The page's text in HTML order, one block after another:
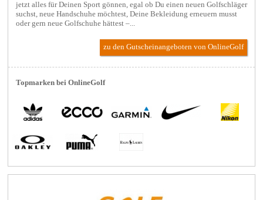
jetzt alles für Deinen Sport gönnen, egal ob Du einen neuen Golfschläger
suchst, neue Handschuhe möchtest, Deine Bekleidung erneuern musst
oder gern neue Golfschuhe hättest –...
zu den Gutscheinangeboten von OnlineGolf
Topmarken bei OnlineGolf